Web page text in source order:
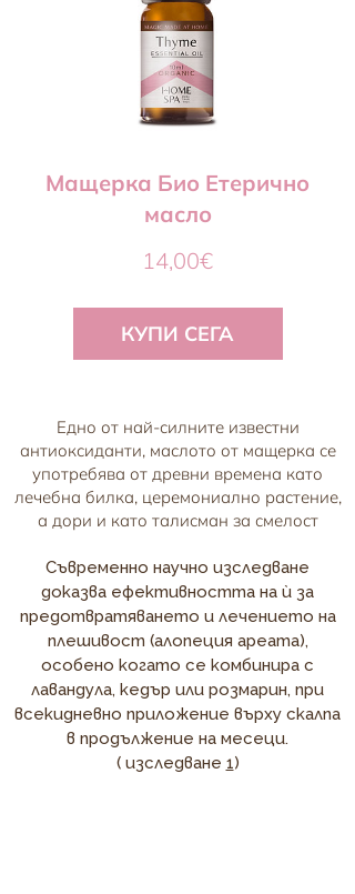
Мащерка Био Етерично
масло
14,00€Цена
КУПИ СЕГА
Едно от най-силните известни
антиоксиданти, маслото от мащерка се
употребява от древни времена като
лечебна билка, церемониално растение,
а дори и като талисман за смелост
Съвременно научно изследване
доказва ефективността на ѝ за
предотвратяването и лечението на
плешивост (алопеция ареата),
особено когато се комбинира с
лавандула, кедър или розмарин, при
всекидневно приложение върху скалпа
в продължение на месеци.
( изследване 1)